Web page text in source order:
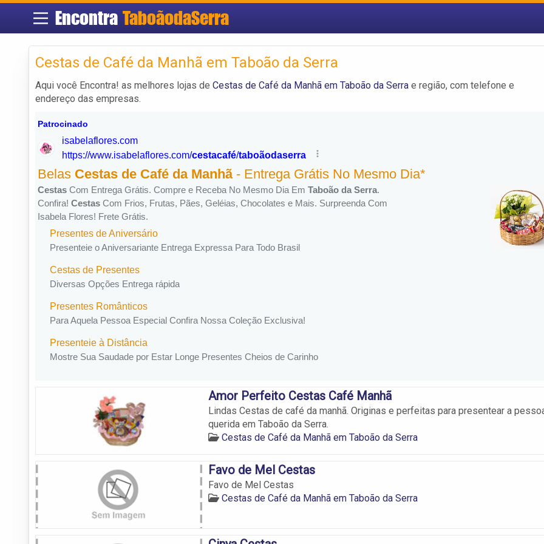
Encontra TaboãodaSerra
Cestas de Café da Manhã em Taboão da Serra
Aqui você Encontra! as melhores lojas de Cestas de Café da Manhã em Taboão da Serra e região, com telefone e
endereço das empresas.
Amor Perfeito Cestas Café Manhã
Lindas Cestas de café da manhã. Originas e perfeitas para presentear a
querida em Taboão da Serra.
Cestas de Café da Manhã em Taboão da Serra
Favo de Mel Cestas
Favo de Mel Cestas
Cestas de Café da Manhã em Taboão da Serra